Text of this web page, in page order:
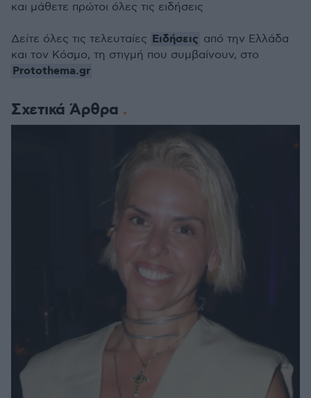
Σχετικά Άρθρα
και μάθετε πρώτοι όλες τις ειδήσεις
Δείτε όλες τις τελευταίες Ειδήσεις από την Ελλάδα
και τον Κόσμο, τη στιγμή που συμβαίνουν, στο
Protothema.gr